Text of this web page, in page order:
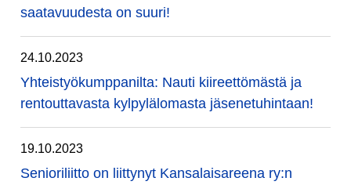
saatavuudesta on suuri!
24.10.2023
Yhteistyökumppanilta: Nauti kiireettömästä ja
rentouttavasta kylpylälomasta jäsenetuhintaan!
19.10.2023
Senioriliitto on liittynyt Kansalaisareena ry:n